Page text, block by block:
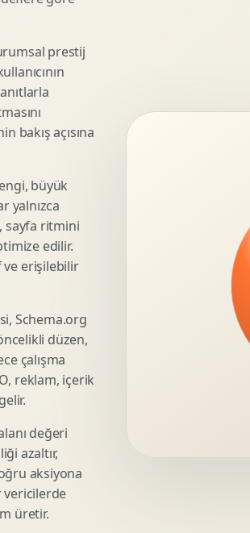
Modelleme
Stratejisi
Konumlandirma
Analizi
Kitle Analizi
Mimarisi
Tasarimi
Giris Stratejisi
Banner Tasarimi
Kreatifi
Reklam Tasarimi
Kreatif Seti
Tasarimi
Gorseli
Banner Tasarimi
prestij
bakış açısına
büyük
yalnızca
sayfa ritmini
edilir.
ve erişilebilir
Schema.org
düzen,
çalışma
reklam, içerik
değeri
azaltır,
aksiyona
vericilerde
üretir.